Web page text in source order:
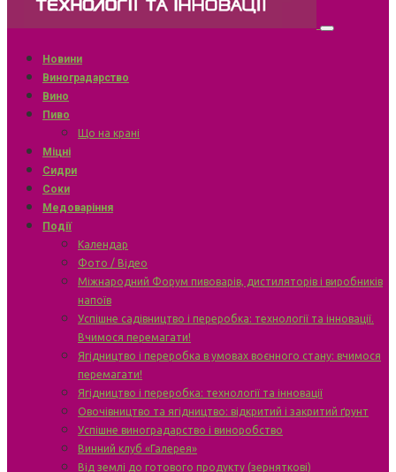
Новини
Виноградарство
Вино
Пиво
Що на крані
Міцні
Сидри
Соки
Медоваріння
Події
Календар
Фото / Відео
Міжнародний Форум пивоварів, дистиляторів і виробників
напоїв
Успішне садівництво і переробка: технології та інновації.
Вчимося перемагати!
Ягідництво і переробка в умовах воєнного стану: вчимося
перемагати!
Ягідництво і переробка: технології та інновації
Овочівництво та ягідництво: відкритий і закритий ґрунт
Успішне виноградарство і виноробство
Винний клуб «Галерея»
Від землі до готового продукту (зерняткові)